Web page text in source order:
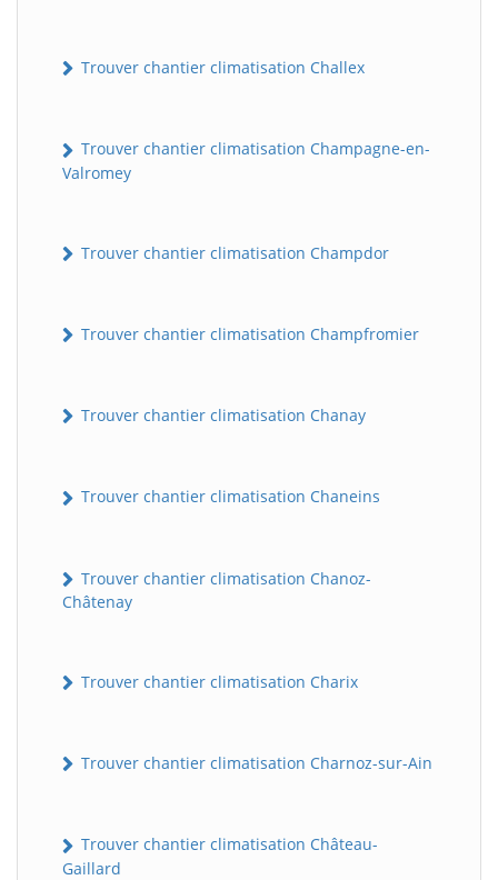
Trouver chantier climatisation Challex
Trouver chantier climatisation Champagne-en-
Valromey
Trouver chantier climatisation Champdor
Trouver chantier climatisation Champfromier
Trouver chantier climatisation Chanay
Trouver chantier climatisation Chaneins
Trouver chantier climatisation Chanoz-
Châtenay
Trouver chantier climatisation Charix
Trouver chantier climatisation Charnoz-sur-Ain
Trouver chantier climatisation Château-
Gaillard